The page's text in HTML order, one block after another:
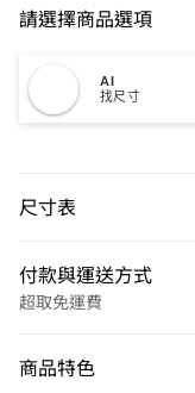
請選擇商品選項
AI
找尺寸
尺寸表
付款與運送方式
超取免運費
信用卡一次付款
商品特色